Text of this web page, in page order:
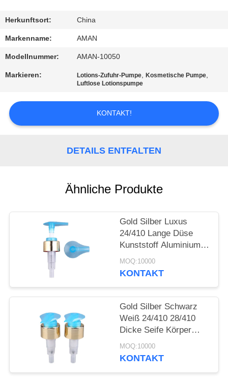
QUALITÄTSKONTROLLE
KONTAKT
UNS
ANFORDERN
SITEMAP
PRIVACY
POLICY
Herkunftsort: China
Markenname: AMAN
Modellnummer: AMAN-10050
Markieren: Lotions-Zufuhr-Pumpe,Kosmetische Pumpe,
Luftlose Lotionspumpe
KONTAKT!
DETAILS ENTFALTEN
Ähnliche Produkte
Gold Silber Luxus
24/410 Lange Düse
Kunststoff Aluminium
Creme Lotion Pumpe
MOQ:10000
KONTAKT
Gold Silber Schwarz
Weiß 24/410 28/410
Dicke Seife Körper
Lotion Dispenser
Kunststoff Aluminium
MOQ:10000
KONTAKT